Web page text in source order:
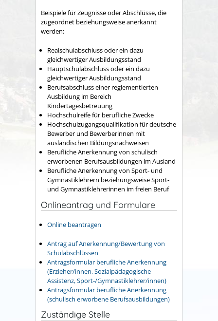
Beispiele für Zeugnisse oder Abschlüsse, die
zugeordnet beziehungsweise anerkannt
werden:
Realschulabschluss oder ein dazu
gleichwertiger Ausbildungsstand
Hauptschulabschluss oder ein dazu
gleichwertiger Ausbildungsstand
Berufsabschluss einer reglementierten
Ausbildung im Bereich
Kindertagesbetreuung
Hochschulreife für berufliche Zwecke
Hochschulzugangsqualifikation für deutsche
Bewerber und Bewerberinnen mit
ausländischen Bildungsnachweisen
Berufliche Anerkennung von schulisch
erworbenen Berufsausbildungen im Ausland
Berufliche Anerkennung von Sport- und
Gymnastiklehrern beziehungsweise Sport-
und Gymnastiklehrerinnen im freien Beruf
Onlineantrag und Formulare
Online beantragen
Antrag auf Anerkennung/Bewertung von
Schulabschlüssen
Antragsformular berufliche Anerkennung
(Erzieher/innen, Sozialpädagogische
Assistenz, Sport-/Gymnastiklehrer/innen)
Antragsformular berufliche Anerkennung
(schulisch erworbene Berufsausbildungen)
Zuständige Stelle